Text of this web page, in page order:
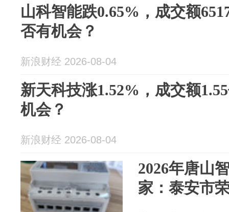
山科智能跌0.65%，成交额
否有机会？
新浪财经 2026-08-04
新天科技涨1.52%，成交额
机会？
新浪财经 2026-08-04
2026年唐山
家：泰安市